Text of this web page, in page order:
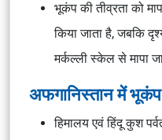
भूकंप की तीव्रता को
किया जाता है, जबकि
मर्कल्ली स्केल से मापा
अफगानिस्तान में
हिमालय एवं हिंदू कुश